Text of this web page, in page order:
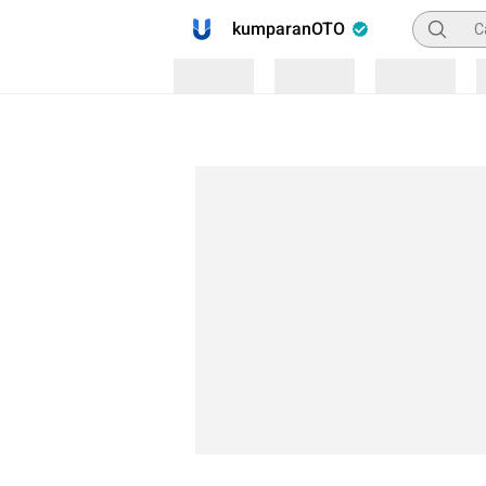
kumparanOTO